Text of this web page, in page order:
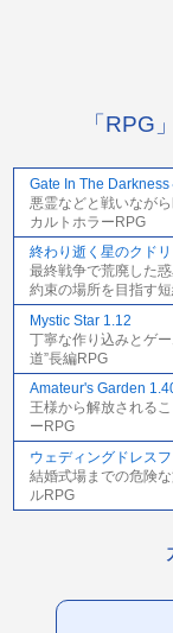
「RPG
Gate In The Darkness
悪霊などと戦いなが
カルトホラーRPG
終わり逝く星のクド
最終戦争で荒廃した
約束の場所を目指す
Mystic Star 1.12
丁寧な作り込みとゲ
道”長編RPG
Amateur's Garden
王様から解放される
ーRPG
ウェディングドレス
結婚式場までの危険
ルRPG